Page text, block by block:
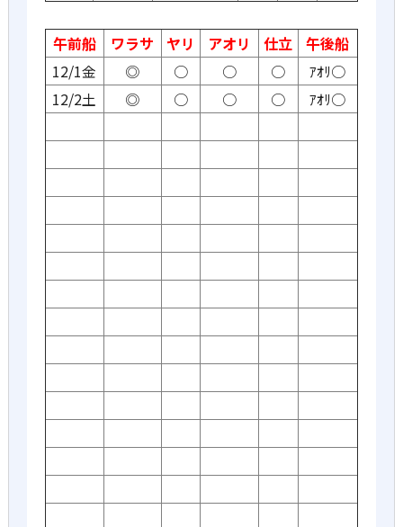
午前船 ワラサ ヤリ アオリ 仕立
午後船
12/1金
◎ ○ ○ ○
ｱｵﾘ○
12/2土
◎ ○ ○ ○ ｱｵﾘ○